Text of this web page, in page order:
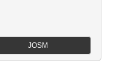
JOSM